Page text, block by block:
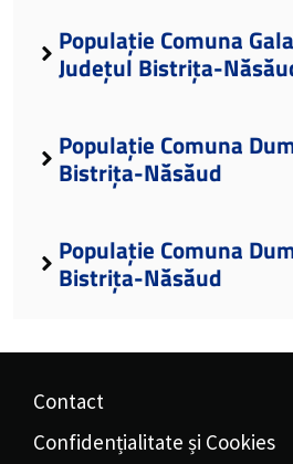
Populație Comuna
Județul Bistrița-
Populație Comuna
Bistrița-Năsăud
Populație Comuna
Bistrița-Năsăud
Contact
Confidențialitate și Cookies